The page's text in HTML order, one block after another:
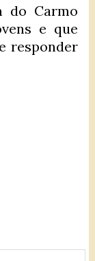
do Carmo
e que
responder